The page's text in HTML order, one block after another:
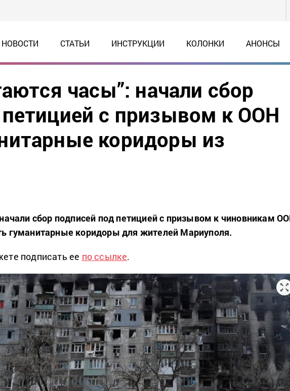
НОВОСТИ СТАТЬИ ИНСТРУКЦИИ КОЛОНКИ АНОНСЫ
часы”: начали сбор
с призывом к ООН
коридоры из
сбор подписей под петицией с призывом к чиновникам
гуманитарные коридоры для жителей Мариуполя.
подписать ее по ссылке.